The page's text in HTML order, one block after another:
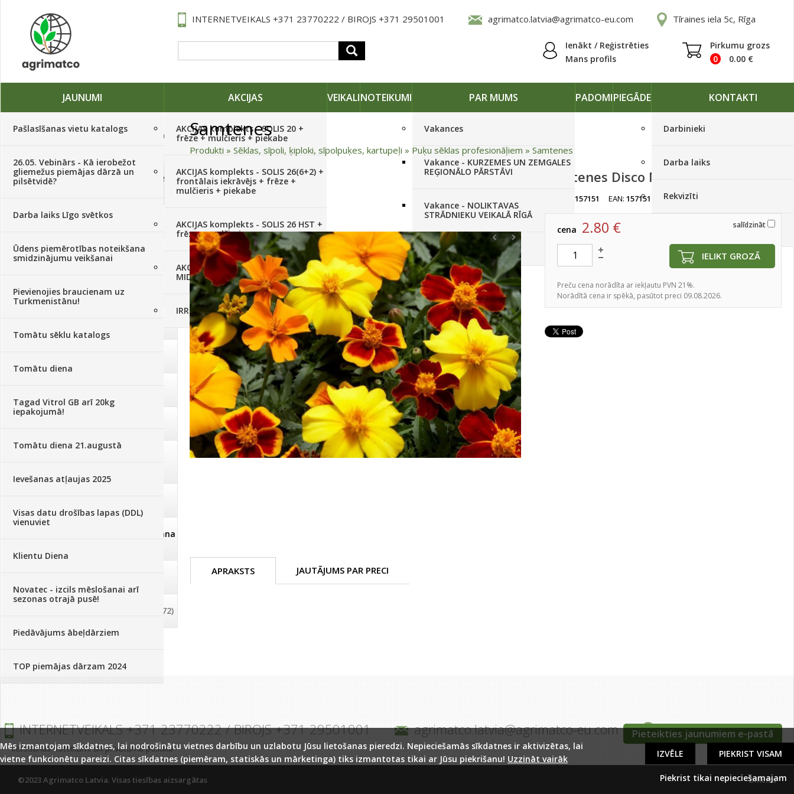
INTERNETVEIKALS +371 23770222 / BIROJS +371 29501001 agrimatco.latvia@agrimatco-eu.com Tīraines iela 5c, Rīga
Ienākt / Reģistrēties
Mans profils
Pirkumu grozs
0
0.00 €
JAUNUMI
Pašlasīšanas vietu katalogs
26.05. Vebinārs - Kā ierobežot
gliemežus piemājas dārzā un
pilsētvidē?
Darba laiks Līgo svētkos
Ūdens piemērotības noteikšana
smidzinājumu veikšanai
Pievienojies braucienam uz
Turkmenistānu!
Tomātu sēklu katalogs
Tomātu diena
Tagad Vitrol GB arī 20kg
iepakojumā!
Tomātu diena 21.augustā
Ievešanas atļaujas 2025
Visas datu drošības lapas (DDL)
vienuviet
Klientu Diena
Novatec - izcils mēslošanai arī
sezonas otrajā pusē!
Piedāvājums ābeļdārziem
TOP piemājas dārzam 2024
AKCIJAS
AKCIJAS komplekts - SOLIS 20 +
frēze + mulčieris + piekabe
AKCIJAS komplekts - SOLIS 26(6+2) +
frontālais iekrāvējs + frēze +
mulčieris + piekabe
AKCIJAS komplekts - SOLIS 26 HST +
frēze + mulčieris
AKCIJAS komplekts - SOLIS 26 HST +
MID MOWER + piekabe
IRRITEC Pilienlaistīšanas komplekti
VEIKALINOTEIKUMI PAR MUMS
Vakances
Vakance - KURZEMES UN ZEMGALES
REĢIONĀLO PĀRSTĀVI
Vakance - NOLIKTAVAS
STRĀDNIEKU VEIKALĀ RĪGĀ
Pieteikties jaunumiem
PADOMIPIEGĀDE KONTAKTI
Darbinieki
Darba laiks
Rekvizīti
Traktori, tehnika, rezerves daļas,
Sēklas, sīpoli, ķiploki, sīpolpuķes,
kartupeļi
Augu aizsardzība(366)
Mēslojumi(495)
Augsne, kūdra, mulča
Dezinfekcija, tīrīšana, mazgāšana
(72)
Samtenes
Produkti » Sēklas, sīpoli, ķiploki, sīpolpuķes, kartupeļi » Puķu sēklas profesionāļiem » Samtenes
Samtenes Disco Mix 250s
artikuls:157151 EAN:157151
salīdzināt
cena 2.80 €
IELIKT GROZĀ
Preču cena norādīta ar iekļautu PVN 21%.
Norādītā cena ir spēkā, pasūtot preci 09.08.2026.
APRAKSTS JAUTĀJUMS PAR PRECI
Pieteikties jaunumiem e-pastā
INTERNETVEIKALS +371 23770222 / BIROJS +371 29501001 agrimatco.latvia@agrimatco-eu.com Tīraines iela 5c, Rīga
lietošanas noteikumi un privātuma politika
DIRcms
©2023 Agrimatco Latvia. Visas tiesības aizsargātas
Mēs izmantojam sīkdatnes, lai nodrošinātu vietnes darbību un uzlabotu Jūsu lietošanas pieredzi. Nepieciešamās sīkdatnes ir aktivizētas, lai
vietne funkcionētu pareizi. Citas sīkdatnes (piemēram, statiskās un mārketinga) tiks izmantotas tikai ar Jūsu piekrišanu! Uzzināt vairāk PIEKRIST VISAM
IZVĒLE
Piekrist tikai nepieciešamajam